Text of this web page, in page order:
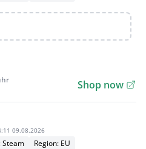
Shop now
09.08.2026
Steam Region: EU